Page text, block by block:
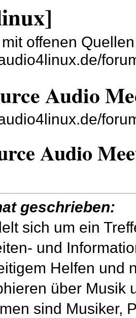
offenen Quellen
Audio
Audio
geschrieben:
sich um ein
und
Helfen und
über Musik
sind Musiker,